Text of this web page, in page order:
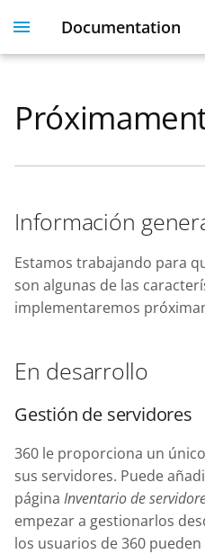
Documentation
I
l
i
z
n
g
s
e
a
r
Plesk 360
Dashboard & User
Server Inventory
Websites
License Management
API
Knowledge Base
Nixstats users
migration
Información
Estamos trabajando para
son algunas de las
implementaremos
En desarrollo
Gestión de servidores
360 le proporciona un
sus servidores. Puede
página Inventario de
empezar a gestionarlos
los usuarios de 360